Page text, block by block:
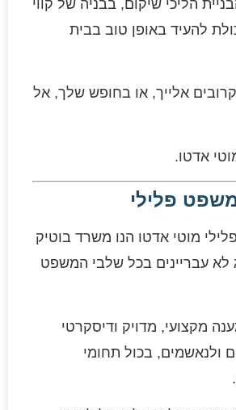
הליכי שיקום, בבניה של קווי
להעיד באופן טוב בבית
אלייך, או בחופש שלך, אל
אדטו.
פלילי
מוטי אדטו הנו משרד בוטיק
לא עבריינים בכל שלבי המשפט
מקצועי, מדויק ודיסקרטי
ולנאשמים, בכול תחומי